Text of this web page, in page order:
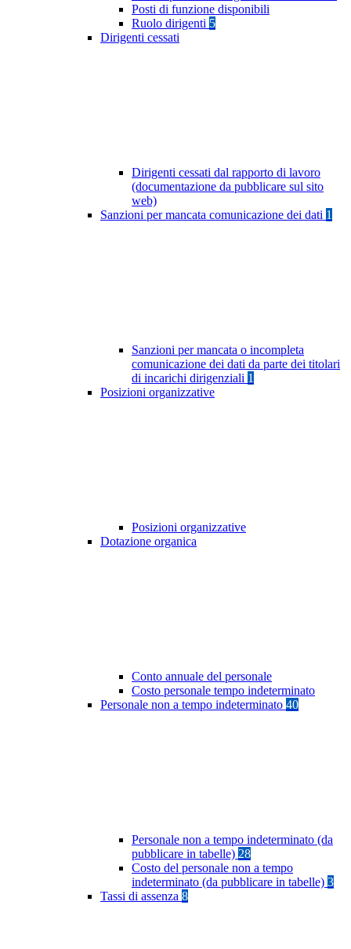
Posti di funzione disponibili
Ruolo dirigenti 5
Dirigenti cessati
Dirigenti cessati dal rapporto di lavoro
(documentazione da pubblicare sul sito
web)
Sanzioni per mancata comunicazione dei dati 1
Sanzioni per mancata o incompleta
comunicazione dei dati da parte dei titolari
di incarichi dirigenziali 1
Posizioni organizzative
Posizioni organizzative
Dotazione organica
Conto annuale del personale
Costo personale tempo indeterminato
Personale non a tempo indeterminato 40
Personale non a tempo indeterminato (da
pubblicare in tabelle) 28
Costo del personale non a tempo
indeterminato (da pubblicare in tabelle) 3
Tassi di assenza 8